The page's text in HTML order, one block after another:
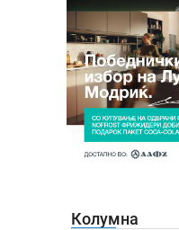
Колумна